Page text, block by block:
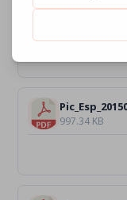
997.34 KB